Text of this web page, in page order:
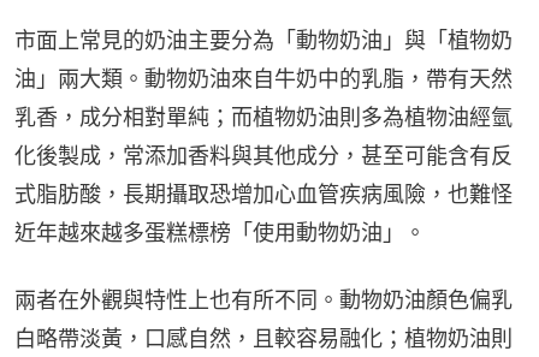
市面上常見的奶油主要分為「動物奶油」與「植物奶
油」兩大類。動物奶油來自牛奶中的乳脂，帶有天然
乳香，成分相對單純；而植物奶油則多為植物油經氫
化後製成，常添加香料與其他成分，甚至可能含有反
式脂肪酸，長期攝取恐增加心血管疾病風險，也難怪
近年越來越多蛋糕標榜「使用動物奶油」。
兩者在外觀與特性上也有所不同。動物奶油顏色偏乳
白略帶淡黃，口感自然，且較容易融化；植物奶油則